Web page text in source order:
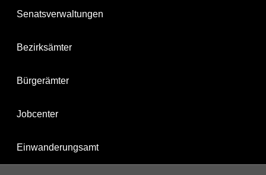
Senatsverwaltungen
Bezirksämter
Bürgerämter
Jobcenter
Einwanderungsamt